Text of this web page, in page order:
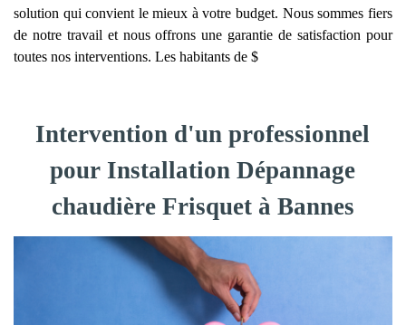
solution qui convient le mieux à votre budget. Nous sommes fiers
de notre travail et nous offrons une garantie de satisfaction pour
toutes nos interventions. Les habitants de $
Intervention d'un professionnel
pour Installation Dépannage
chaudière Frisquet à Bannes